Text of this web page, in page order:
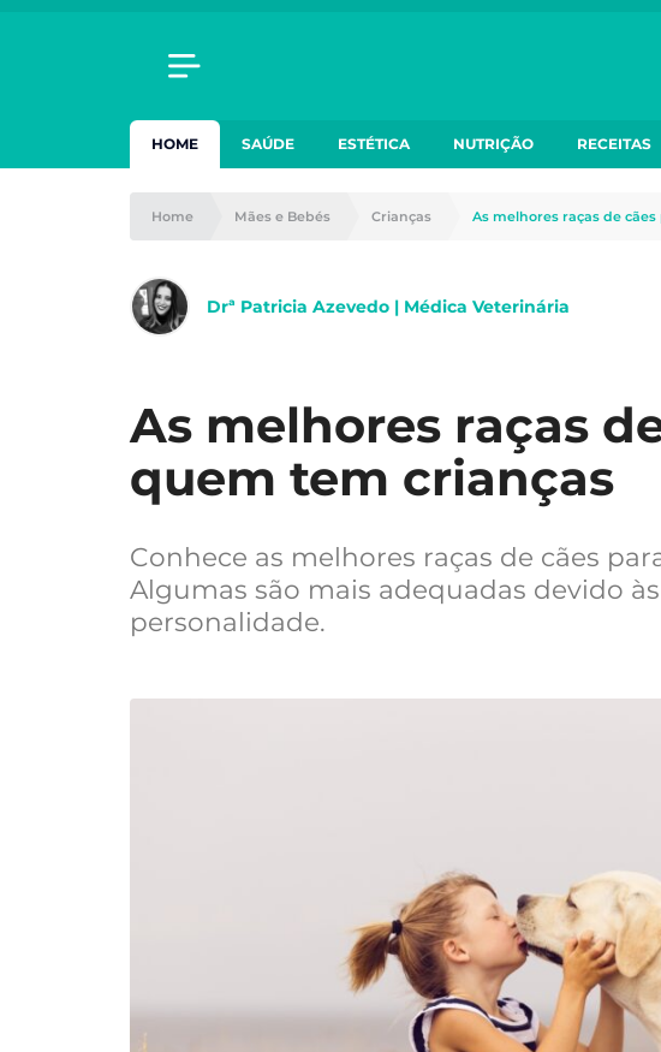
HOME SAÚDE ESTÉTICA NUTRIÇÃO RECEITAS
Home Mães e Bebés Crianças As melhores raças de
Drª Patricia Azevedo | Médica Veterinária
As melhores raças
quem tem crianças
Conhece as melhores raças de cães
Algumas são mais adequadas devido
personalidade.